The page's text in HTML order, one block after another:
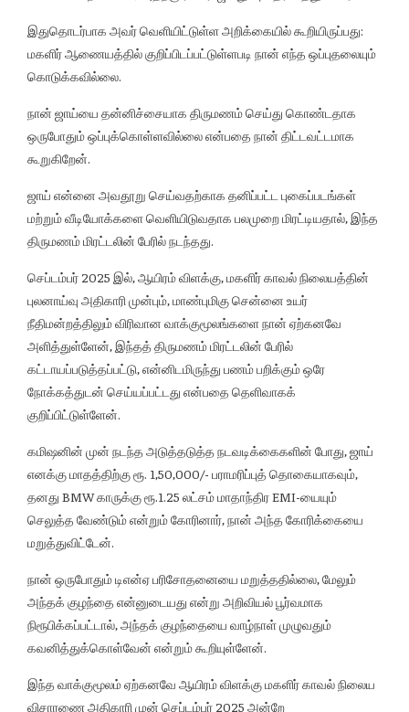
இதுதொடர்பாக அவர் வெளியிட்டுள்ள அறிக்கையில் கூறியிருப்பது:
மகளிர் ஆணையத்தில் குறிப்பிடப்பட்டுள்ளபடி நான் எந்த ஒப்புதலையும்
கொடுக்கவில்லை.
நான் ஜாய்யை தன்னிச்சையாக திருமணம் செய்து கொண்டதாக
ஒருபோதும் ஒப்புக்கொள்ளவில்லை என்பதை நான் திட்டவட்டமாக
கூறுகிறேன்.
ஜாய் என்னை அவதூறு செய்வதற்காக தனிப்பட்ட புகைப்படங்கள்
மற்றும் வீடியோக்களை வெளியிடுவதாக பலமுறை மிரட்டியதால், இந்த
திருமணம் மிரட்டலின் பேரில் நடந்தது.
செப்டம்பர் 2025 இல், ஆயிரம் விளக்கு, மகளிர் காவல் நிலையத்தின்
புலனாய்வு அதிகாரி முன்பும், மாண்புமிகு சென்னை உயர்
நீதிமன்றத்திலும் விரிவான வாக்குமூலங்களை நான் ஏற்கனவே
அளித்துள்ளேன், இந்தத் திருமணம் மிரட்டலின் பேரில்
கட்டாயப்படுத்தப்பட்டு, என்னிடமிருந்து பணம் பறிக்கும் ஒரே
நோக்கத்துடன் செய்யப்பட்டது என்பதை தெளிவாகக்
குறிப்பிட்டுள்ளேன்.
கமிஷனின் முன் நடந்த அடுத்தடுத்த நடவடிக்கைகளின் போது, ஜாய்
எனக்கு மாதத்திற்கு ரூ. 1,50,000/- பராமரிப்புத் தொகையாகவும்,
தனது BMW காருக்கு ரூ.1.25 லட்சம் மாதாந்திர EMI-யையும்
செலுத்த வேண்டும் என்றும் கோரினார், நான் அந்த கோரிக்கையை
மறுத்துவிட்டேன்.
நான் ஒருபோதும் டிஎன்ஏ பரிசோதனையை மறுத்ததில்லை, மேலும்
அந்தக் குழந்தை என்னுடையது என்று அறிவியல் பூர்வமாக
நிரூபிக்கப்பட்டால், அந்தக் குழந்தையை வாழ்நாள் முழுவதும்
கவனித்துக்கொள்வேன் என்றும் கூறியுள்ளேன்.
இந்த வாக்குமூலம் ஏற்கனவே ஆயிரம் விளக்கு மகளிர் காவல் நிலைய
விசாரணை அதிகாரி முன் செப்டம்பர் 2025 அன்றே